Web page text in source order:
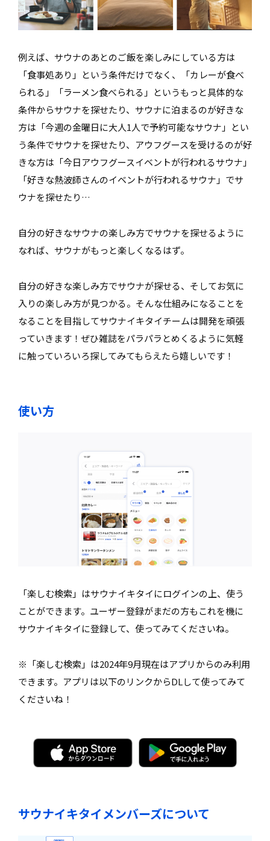
例えば、サウナのあとのご飯を楽しみにしている方は
「食事処あり」という条件だけでなく、「カレーが食べ
られる」「ラーメン食べられる」というもっと具体的な
条件からサウナを探せたり、サウナに泊まるのが好きな
方は「今週の金曜日に大人1人で予約可能なサウナ」とい
う条件でサウナを探せたり、アウフグースを受けるのが好
きな方は「今日アウフグースイベントが行われるサウナ」
「好きな熱波師さんのイベントが行われるサウナ」でサ
ウナを探せたり…
自分の好きなサウナの楽しみ方でサウナを探せるように
なれば、サウナがもっと楽しくなるはず。
自分の好きな楽しみ方でサウナが探せる、そしてお気に
入りの楽しみ方が見つかる。そんな仕組みになることを
なることを目指してサウナイキタイチームは開発を頑張
っていきます！ぜひ雑誌をパラパラとめくるように気軽
に触っていろいろ探してみてもらえたら嬉しいです！
使い方
「楽しむ検索」はサウナイキタイにログインの上、使う
ことができます。ユーザー登録がまだの方もこれを機に
サウナイキタイに登録して、使ってみてくださいね。
※「楽しむ検索」は2024年9月現在はアプリからのみ利用
できます。アプリは以下のリンクからDLして使ってみて
くださいね！
サウナイキタイメンバーズについて